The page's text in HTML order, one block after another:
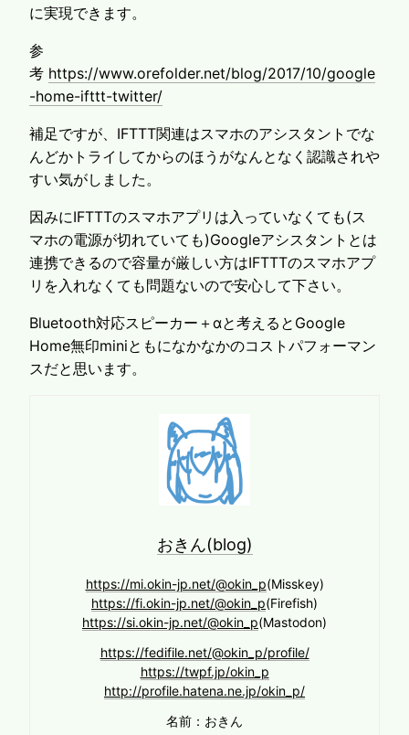
に実現できます。
参
考 https://www.orefolder.net/blog/2017/10/google
-home-ifttt-twitter/
補足ですが、IFTTT関連はスマホのアシスタントでな
んどかトライしてからのほうがなんとなく認識されや
すい気がしました。
因みにIFTTTのスマホアプリは入っていなくても(ス
マホの電源が切れていても)Googleアシスタントとは
連携できるので容量が厳しい方はIFTTTのスマホアプ
リを入れなくても問題ないので安心して下さい。
Bluetooth対応スピーカー＋αと考えるとGoogle
Home無印miniともになかなかのコストパフォーマン
スだと思います。
おきん(blog)
https://mi.okin-jp.net/@okin_p(Misskey)
https://fi.okin-jp.net/@okin_p(Firefish)
https://si.okin-jp.net/@okin_p(Mastodon)
https://fedifile.net/@okin_p/profile/
https://twpf.jp/okin_p
http://profile.hatena.ne.jp/okin_p/
名前：おきん